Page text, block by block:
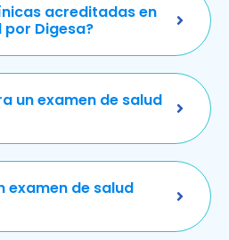
acreditadas en
Digesa?
un examen de salud
examen de salud